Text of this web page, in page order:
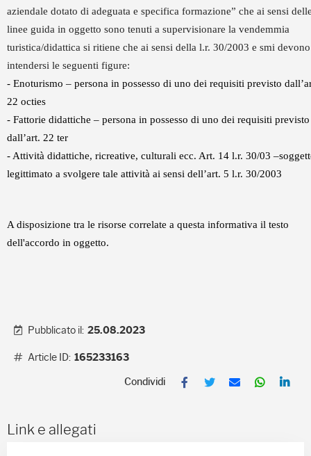
aziendale dotato di adeguata e specifica formazione” che ai sensi
linee guida in oggetto sono tenuti a supervisionare la vendemmia
turistica/didattica si ritiene che ai sensi della l.r. 30/2003 e smi devono
intendersi le seguenti figure:
- Enoturismo – persona in possesso di uno dei requisiti previsto
22 octies
- Fattorie didattiche – persona in possesso di uno dei requisiti previsto
dall’art. 22 ter
- Attività didattiche, ricreative, culturali ecc. Art. 14 l.r. 30/03
legittimato a svolgere tale attività ai sensi dell’art. 5 l.r. 30/2003
A disposizione tra le risorse correlate a questa informativa il testo
dell'accordo in oggetto.
Pubblicato il: 25.08.2023
Article ID: 165233163
w
m
W
Link e allegati